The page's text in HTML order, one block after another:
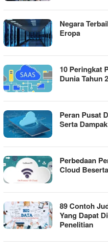
Negara
Eropa
10 Peringkat
Dunia Tahun
Peran Pusat
Serta
Perbedaan
Cloud
89 Contoh
Yang Dapat
Penelitian